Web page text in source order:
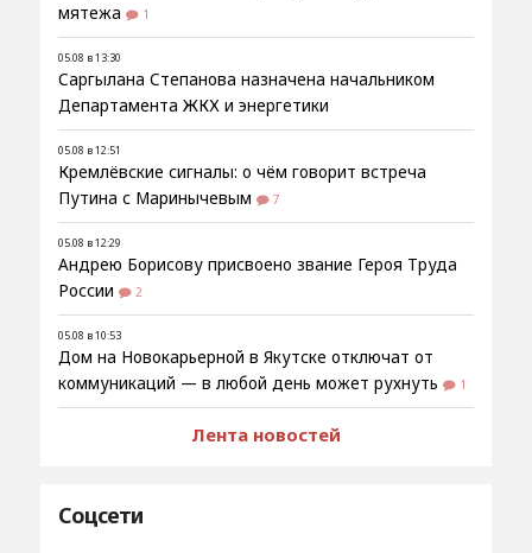
мятежа
1
05.08 в 13:30
Саргылана Степанова назначена начальником
Департамента ЖКХ и энергетики
05.08 в 12:51
Кремлёвские сигналы: о чём говорит встреча
Путина с Маринычевым
7
05.08 в 12:29
Андрею Борисову присвоено звание Героя Труда
России
2
05.08 в 10:53
Дом на Новокарьерной в Якутске отключат от
коммуникаций — в любой день может рухнуть
1
Лента новостей
Соцсети